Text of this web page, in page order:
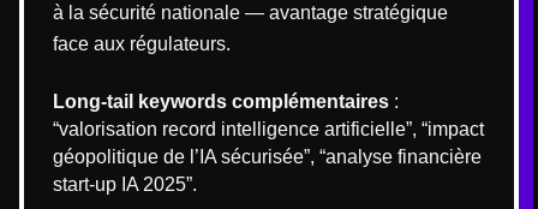
à la sécurité nationale — avantage stratégique
face aux régulateurs.
Long-tail keywords complémentaires :
“valorisation record intelligence artificielle”, “impact
géopolitique de l’IA sécurisée”, “analyse financière
start-up IA 2025”.